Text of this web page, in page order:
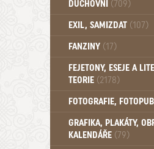
DUCHOVNÍ (709)
Okultismus (110)
EXIL, SAMIZDAT (107)
FANZINY (17)
FEJETONY, ESEJE A
TEORIE (2178)
Citáty, aforismy, snáře,
FOTOGRAFIE,
GRAFIKA, PLAKÁTY,
KALENDÁŘE (79)